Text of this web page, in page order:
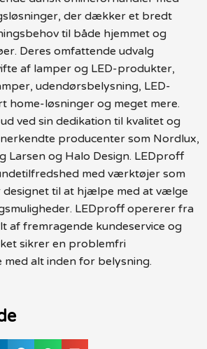
der dækker et bredt
til både hjemmet og
Deres omfattende udvalg
af lamper og LED-produkter,
udendørsbelysning, LED-
home-løsninger og meget mere.
ved sin dedikation til kvalitet og
producenter som Nordlux,
Larsen og Halo Design. LEDproff
med værktøjer som
designet til at hjælpe med at vælge
LEDproff opererer fra
af fremragende kundeservice og
sikrer en problemfri
alt inden for belysning.